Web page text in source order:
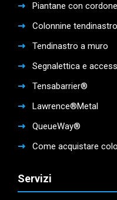
Piantane con cordone
Colonnine
Tendinastro a muro
Segnalettica e
Tensabarrier®
Lawrence®Metal
QueueWay®
Come acquistare
Servizi